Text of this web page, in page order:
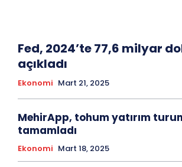
Fed, 2024’te 77,6 milyar
açıkladı
Ekonomi Mart 21, 2025
MehirApp, tohum yatırım
tamamladı
Ekonomi Mart 18, 2025